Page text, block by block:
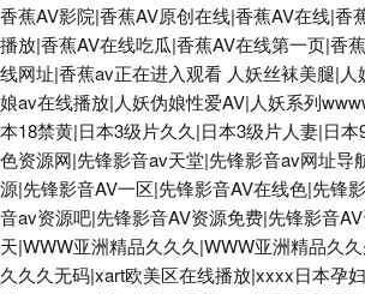
香蕉AV影院|香蕉AV原创在线|香蕉AV在线|香
播放|香蕉AV在线吃瓜|香蕉AV在线第一页|香
线网址|香蕉av正在进入观看 人妖丝袜美腿|
娘av在线播放|人妖伪娘性爱AV|人妖系列
本18禁黄|日本3级片久久|日本3级片人妻|日本
色资源网|先锋影音av天堂|先锋影音av网址导
源|先锋影音AV一区|先锋影音AV在线色|先锋
音av资源吧|先锋影音AV资源免费|先锋影音
天|WWW亚洲精品久久久|WWW亚洲精品久
久久久无码|xart欧美区在线播放|xxxx日本孕